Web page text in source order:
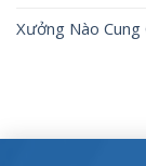
Xưởng Nào Cung